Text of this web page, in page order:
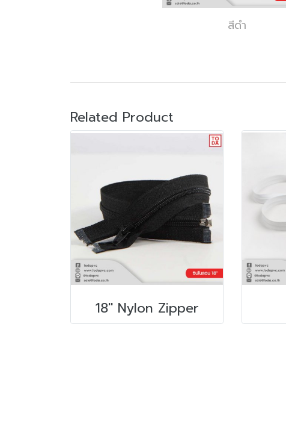
สีดำ
Related Product
18" Nylon Zipper